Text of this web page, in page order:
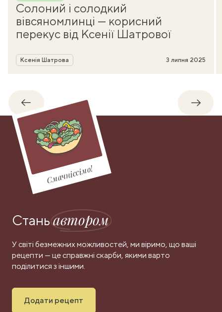
Солоний і солодкий
вівсяномлинці — корисний
перекус від Ксенії Шатрової
Автор
Ксенія Шатрова 3 липня 2025
Назад
Смачніссімо!
Станьавтором
У світі безмежних можливостей, ми віримо, що ваші
рецепти — це справжні скарби, якими варто
поділитися з іншими.
Додати рецепт